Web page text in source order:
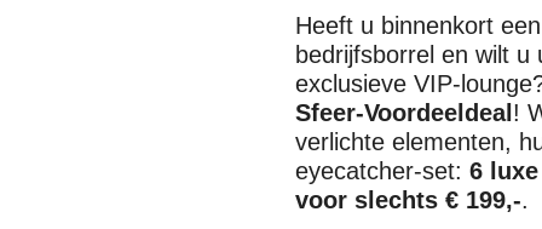
Heeft u binnenkort
bedrijfsborrel en wilt
exclusieve VIP-
Sfeer-Voordeeldeal !
verlichte elementen,
eyecatcher-set: 6
voor slechts € 199,-.